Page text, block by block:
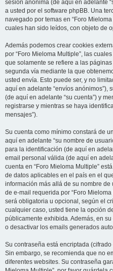
sesión anónima (de aquí en adelante
a usted por el software phpBB. Una
navegado por temas en “Foro
cuales han sido leídos, con objeto de
Además podemos crear cookies
por “Foro Mieloma Multiple”, las
que solamente se refiere a las
segunda vía mediante la que
usted envía. Esto puede ser, y no
aquí en adelante “envíos anónimos”),
(de aquí en adelante “su cuenta”) y
registrarse y mientras se haya
mensajes”).
Su cuenta como mínimo constará de
aquí en adelante “su nombre de
para la identificación (de aquí en
email personal válida (de aquí en
cuenta en “Foro Mieloma Multiple”
de datos aplicables en el país en el
información más allá de su nombre
de e-mail requerida por “Foro
será obligatoria u opcional, según el
cualquier caso, usted tiene la opción
públicamente exhibida. Además, en
o desactivar los emails generados
Su contraseña está encriptada
Sin embargo, se recomienda que no
diferentes websites. Su contraseña